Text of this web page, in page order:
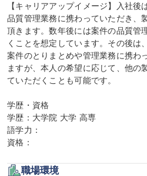
【キャリアアップイメージ】入社
品質管理業務に携わっていただき、
頂きます。数年後には案件の品質管
くことを想定しています。その後は
案件のとりまとめや管理業務に携わ
ますが、本人の希望に応じて、他の
ていただくことも可能です。
学歴・資格
学歴：大学院 大学 高専
語学力：
資格：
職場環境